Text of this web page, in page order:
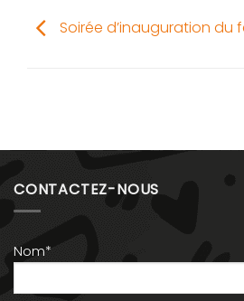
Soirée d’inauguration du
CONTACTEZ-NOUS
Nom*